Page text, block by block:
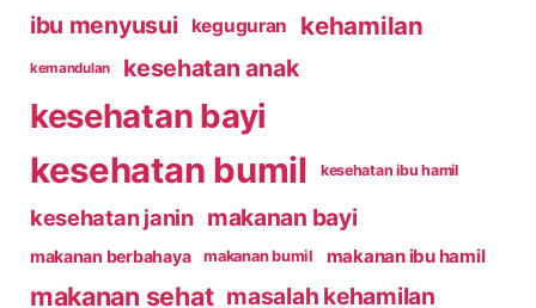
ibu menyusui keguguran kehamilan
kemandulan kesehatan anak
kesehatan bayi
kesehatan bumil kesehatan ibu hamil
kesehatan janin makanan bayi
makanan berbahaya makanan bumil makanan ibu hamil
makanan sehat masalah kehamilan